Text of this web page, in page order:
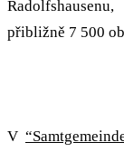
přibližně 7 500
V